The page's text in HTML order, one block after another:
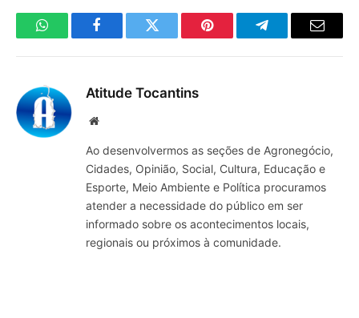
WhatsAppFacebookTwitter Pinterest TelegramaE-
Atitude Tocantins
Site
Ao desenvolvermos as seções de Agronegócio,
Cidades, Opinião, Social, Cultura, Educação e
Esporte, Meio Ambiente e Política procuramos
atender a necessidade do público em ser
informado sobre os acontecimentos locais,
regionais ou próximos à comunidade.